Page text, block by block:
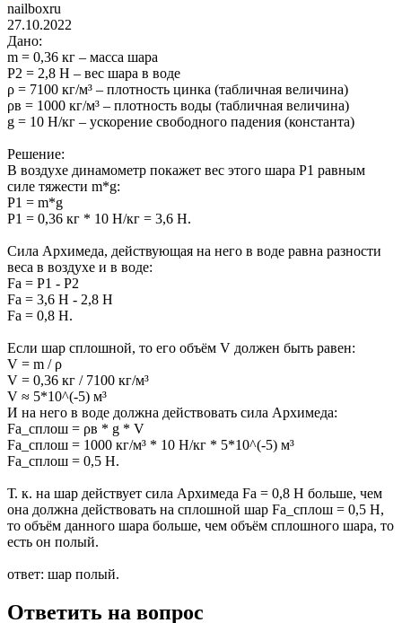
nailboxru
27.10.2022
Дано:
m = 0,36 кг – масса шара
P2 = 2,8 Н – вес шара в воде
ρ = 7100 кг/м³ – плотность цинка (табличная величина)
ρв = 1000 кг/м³ – плотность воды (табличная величина)
g = 10 Н/кг – ускорение свободного падения (константа)
Решение:
В воздухе динамометр покажет вес этого шара P1 равным
силе тяжести m*g:
P1 = m*g
P1 = 0,36 кг * 10 Н/кг = 3,6 Н.
Сила Архимеда, действующая на него в воде равна разности
веса в воздухе и в воде:
Fа = P1 - P2
Fа = 3,6 Н - 2,8 Н
Fа = 0,8 Н.
Если шар сплошной, то его объём V должен быть равен:
V = m / ρ
V = 0,36 кг / 7100 кг/м³
V ≈ 5*10^(-5) м³
И на него в воде должна действовать сила Архимеда:
Fa_сплош = ρв * g * V
Fa_сплош = 1000 кг/м³ * 10 Н/кг * 5*10^(-5) м³
Fa_сплош = 0,5 Н.
Т. к. на шар действует сила Архимеда Fa = 0,8 Н больше, чем
она должна действовать на сплошной шар Fa_сплош = 0,5 Н,
то объём данного шара больше, чем объём сплошного шара, то
есть он полый.
ответ: шар полый.
Ответить на вопрос